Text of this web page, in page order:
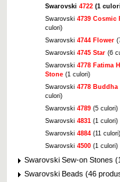
Swarovski 4722 (1
Swarovski 4739 Cosmic
culori)
Swarovski 4744 Flower
Swarovski 4745 Star (6
Swarovski 4778 Fatima
Stone (1 culori)
Swarovski 4778 Buddha
culori)
Swarovski 4789 (5 culori)
Swarovski 4831 (1 culori)
Swarovski 4884 (11 culori)
Swarovski 4500 (1 culori)
Swarovski Sew-on Stones
Swarovski Beads (46